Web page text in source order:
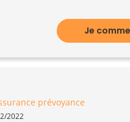
Je
prévoyance
2022